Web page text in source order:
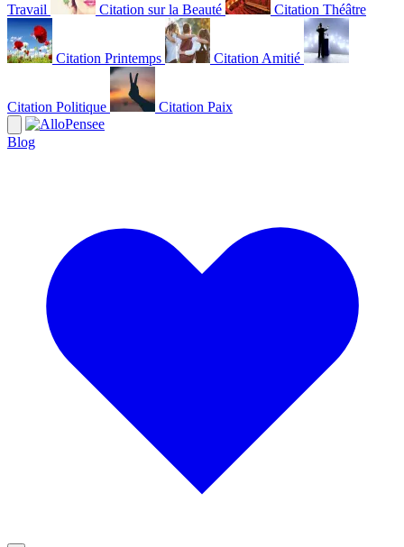
Travail Citation sur la Beauté Citation Théâtre
Citation Printemps Citation Amitié
Citation Politique Citation Paix
Blog